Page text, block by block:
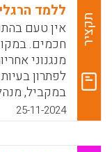
תקציר
ללמד
אין טעם
חכמים.
מנגנוני
במקביל,
להוביל
בנושא
טכנולוגיים.
25-11-2024